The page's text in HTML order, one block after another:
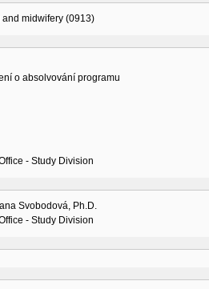
and midwifery (0913)
o absolvování programu
- Study Division
Svobodová, Ph.D.
- Study Division